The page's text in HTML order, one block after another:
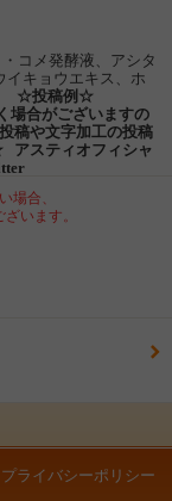
コメ発酵液、アシタ
イキョウエキス、ホ
投稿例☆
場合がございますの
稿や文字加工の投稿
アスティオフィシャ
場合、
います。
プライバシーポリシー